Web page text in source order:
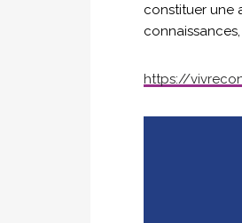
constituer une
https://